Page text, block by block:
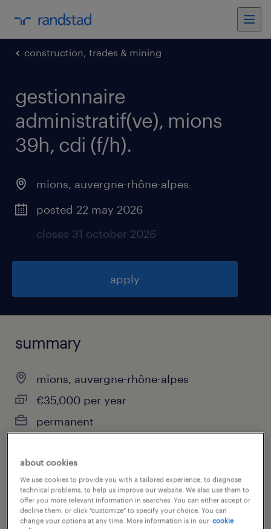
construction, trades & mining
gestionnaire
administratif(ve), mions
39h, cdi (f/h).
mions, auvergne-rhône-alpes
posted 22 may 2026
closes 31 october 2026
apply
summary
mions, auvergne-rhône-alpes
€35,000 per year
permanent
job category
construction, trades & mining
about cookies
We use cookies to provide you with a tailored experience, to diagnose
technical problems, to help us improve our website. We also use them to
offer you more relevant information in searches. You can either accept or
decline them, or click "customize" to specify your choice. You can
change your options at any time. More information is in our cookie